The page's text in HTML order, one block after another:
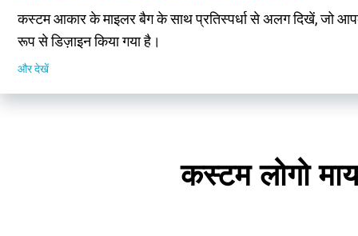
कस्टम आकार के माइलर बैग के साथ प्रतिस्पर्धा से अलग दिखें, जो
रूप से डिज़ाइन किया गया है।
और देखें
कस्टम लोगो